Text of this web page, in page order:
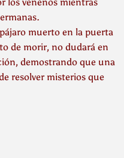
muerto en la puerta
de morir, no dudará en
demostrando que una
resolver misterios que